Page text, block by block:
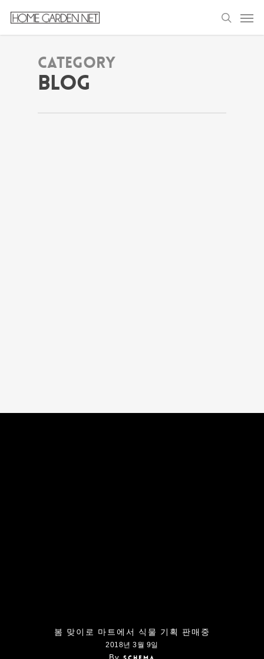
Category
Blog
봄 맞이로 마트에서 식물 기획 판매중
2018년 3월 9일